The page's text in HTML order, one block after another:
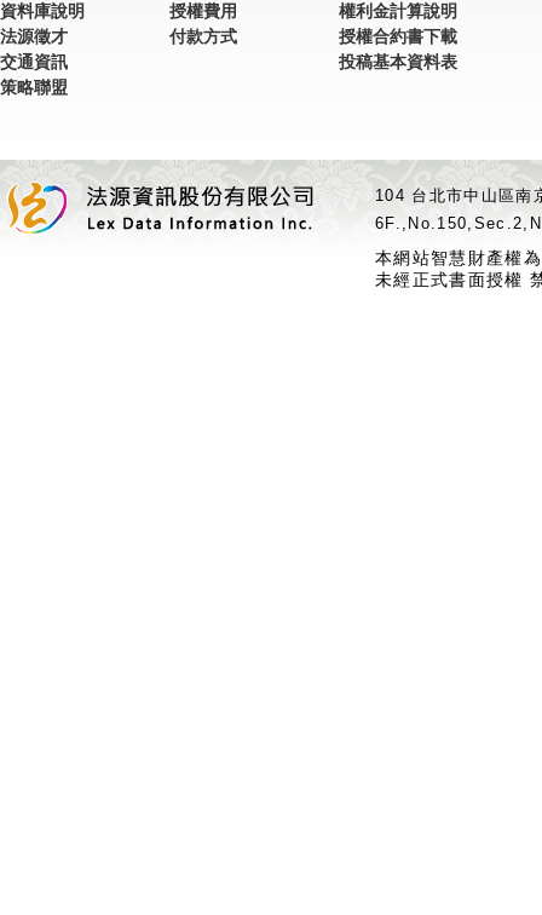
資料庫說明
法源徵才
交通資訊
策略聯盟
授權費用
付款方式
權利金計算說明
授權合約書下載
投稿基本資料表
104 台北市中山區
本網站智慧財產權
未經正式書面授權